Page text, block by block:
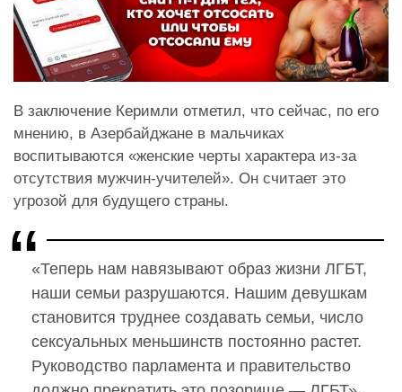
В заключение Керимли отметил, что сейчас, по его
мнению, в Азербайджане в мальчиках
воспитываются «женские черты характера из-за
отсутствия мужчин-учителей». Он считает это
угрозой для будущего страны.
«Теперь нам навязывают образ жизни ЛГБТ,
наши семьи разрушаются. Нашим девушкам
становится труднее создавать семьи, число
сексуальных меньшинств постоянно растет.
Руководство парламента и правительство